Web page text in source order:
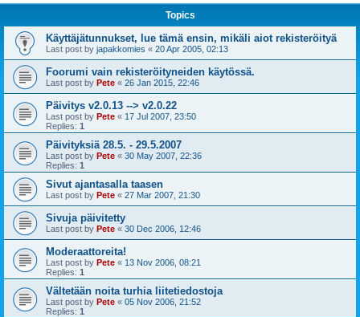
Topics
Käyttäjätunnukset, lue tämä ensin, mikäli aiot rekisteröityä
Last post by japakkomies « 20 Apr 2005, 02:13
Foorumi vain rekisteröityneiden käytössä.
Last post by Pete « 26 Jan 2015, 22:46
Päivitys v2.0.13 --> v2.0.22
Last post by Pete « 17 Jul 2007, 23:50
Replies: 1
Päivityksiä 28.5. - 29.5.2007
Last post by Pete « 30 May 2007, 22:36
Replies: 1
Sivut ajantasalla taasen
Last post by Pete « 27 Mar 2007, 21:30
Sivuja päivitetty
Last post by Pete « 30 Dec 2006, 12:46
Moderaattoreita!
Last post by Pete « 13 Nov 2006, 08:21
Replies: 1
Vältetään noita turhia liitetiedostoja
Last post by Pete « 05 Nov 2006, 21:52
Replies: 1